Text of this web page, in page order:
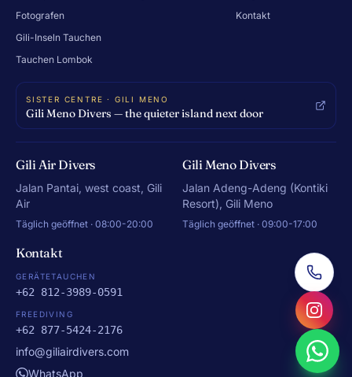
Fotografen
Gili-Inseln Tauchen
Tauchen Lombok
Kontakt
SISTER CENTRE · GILI MENO
Gili Meno Divers — the quieter island next door
Gili Air Divers
Jalan Pantai, west coast, Gili
Air
Täglich geöffnet · 08:00-20:00
Gili Meno Divers
Jalan Adeng-Adeng (Kontiki
Resort), Gili Meno
Täglich geöffnet · 09:00-17:00
Kontakt
GERÄTETAUCHEN
+62 812-3989-0591
FREEDIVING
+62 877-5424-2176
info@giliairdivers.com
WhatsApp